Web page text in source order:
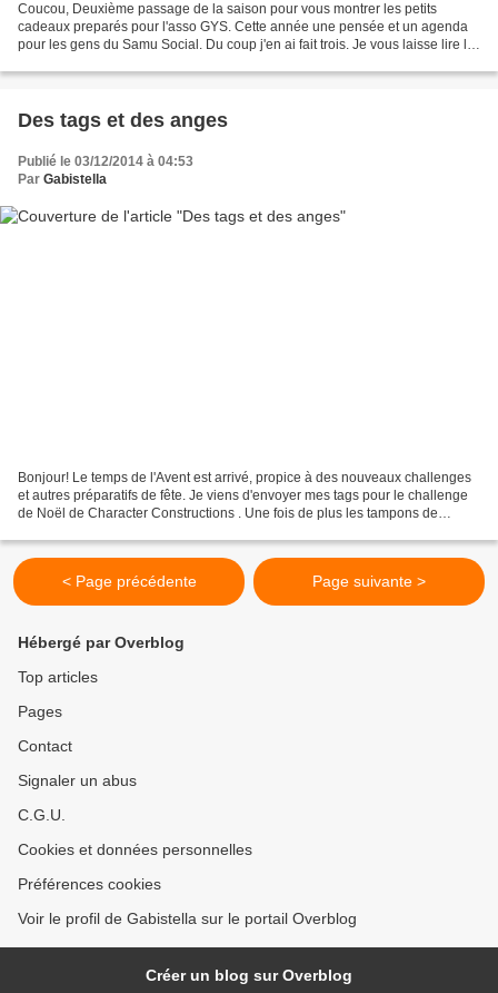
Coucou, Deuxième passage de la saison pour vous montrer les petits
cadeaux preparés pour l'asso GYS. Cette année une pensée et un agenda
pour les gens du Samu Social. Du coup j'en ai fait trois. Je vous laisse lire la
Des tags et des anges
Publié le 03/12/2014 à 04:53
Par Gabistella
Bonjour! Le temps de l'Avent est arrivé, propice à des nouveaux challenges
et autres préparatifs de fête. Je viens d'envoyer mes tags pour le challenge
de Noël de Character Constructions . Une fois de plus les tampons de
< Page précédente Page suivante >
Hébergé par Overblog
Top articles
Pages
Contact
Signaler un abus
C.G.U.
Cookies et données personnelles
Préférences cookies
Voir le profil de Gabistella sur le portail Overblog
Créer un blog sur Overblog